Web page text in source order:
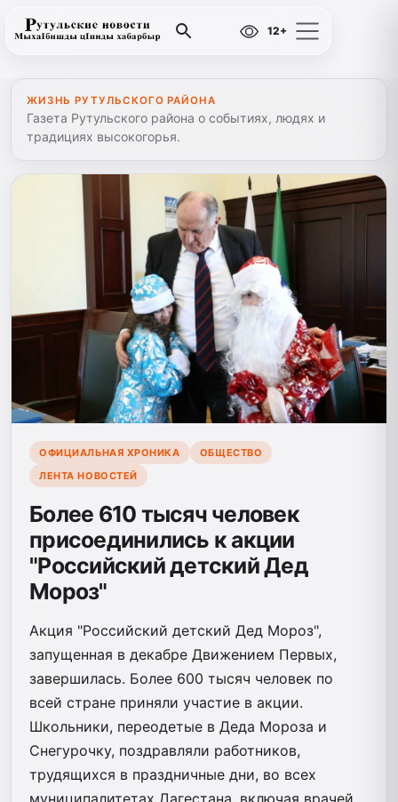
12+
ЖИЗНЬ РУТУЛЬСКОГО РАЙОНА
Газета Рутульского района о событиях, людях и
традициях высокогорья.
ОФИЦИАЛЬНАЯ ХРОНИКА
ОБЩЕСТВО
ЛЕНТА НОВОСТЕЙ
Более 610 тысяч человек
присоединились к акции
"Российский детский Дед
Мороз"
Акция "Российский детский Дед Мороз",
запущенная в декабре Движением Первых,
завершилась. Более 600 тысяч человек по
всей стране приняли участие в акции.
Школьники, переодетые в Деда Мороза и
Снегурочку, поздравляли работников,
трудящихся в праздничные дни, во всех
муниципалитетах Дагестана, включая врачей,